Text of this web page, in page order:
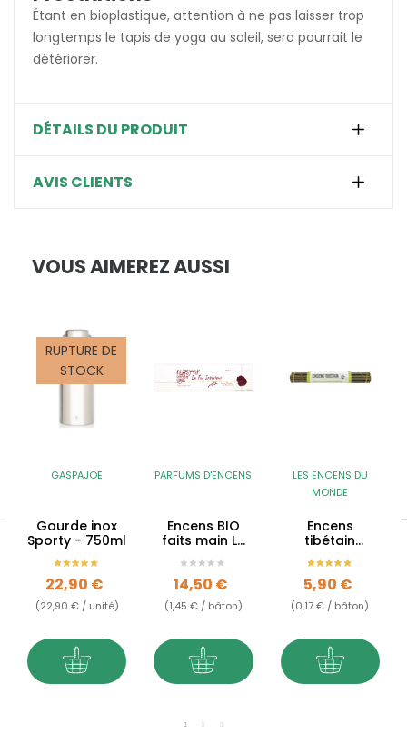
Étant en bioplastique, attention à ne pas laisser trop
longtemps le tapis de yoga au soleil, sera pourrait le
détériorer.
DÉTAILS DU PRODUIT
AVIS CLIENTS
VOUS AIMEREZ AUSSI
RUPTURE DE
STOCK
GASPAJOE
Gourde inox
Sporty - 750ml
Prix
22,90 €
(22,90 € / unité)
PARFUMS D'ENCENS
Encens BIO
faits main Le
For Intérieur -
Méditation
Prix
14,50 €
(1,45 € / bâton)
LES ENCENS DU
MONDE
Encens
tibétain
Méditation
Prix
5,90 €
(0,17 € / bâton)